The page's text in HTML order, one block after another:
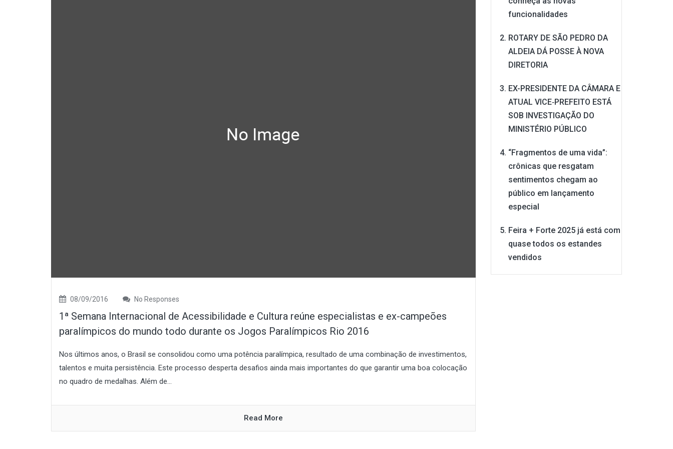
08/09/2016 No Responses
1ª Semana Internacional de Acessibilidade e Cultura reúne especialistas e ex-campeões
paralímpicos do mundo todo durante os Jogos Paralímpicos Rio 2016
Nos últimos anos, o Brasil se consolidou como uma potência paralímpica, resultado de uma combinação de investimentos,
talentos e muita persistência. Este processo desperta desafios ainda mais importantes do que garantir uma boa colocação
no quadro de medalhas. Além de...
Read More
funcionalidades
ROTARY DE SÃO PEDRO DA
ALDEIA DÁ POSSE À NOVA
DIRETORIA
EX-PRESIDENTE DA CÂMARA E
ATUAL VICE‑PREFEITO ESTÁ
SOB INVESTIGAÇÃO DO
MINISTÉRIO PÚBLICO
“Fragmentos de uma vida”:
crônicas que resgatam
sentimentos chegam ao
público em lançamento
especial
Feira + Forte 2025 já está com
quase todos os estandes
vendidos